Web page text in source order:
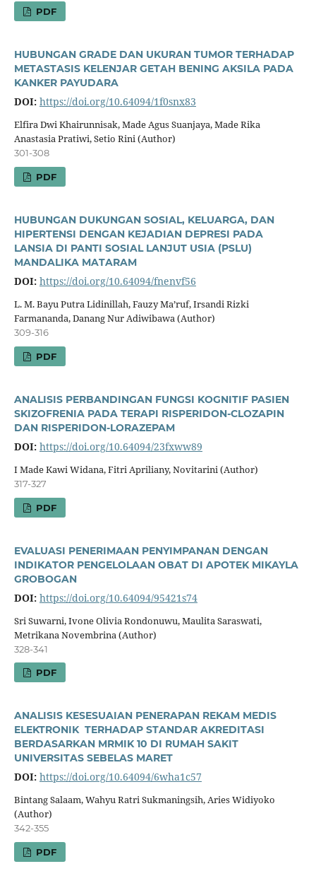
PDF
HUBUNGAN GRADE DAN UKURAN TUMOR TERHADAP
METASTASIS KELENJAR GETAH BENING AKSILA PADA
KANKER PAYUDARA
DOI: https://doi.org/10.64094/1f0snx83
Elfira Dwi Khairunnisak, Made Agus Suanjaya, Made Rika
Anastasia Pratiwi, Setio Rini (Author)
301-308
PDF
HUBUNGAN DUKUNGAN SOSIAL, KELUARGA, DAN
HIPERTENSI DENGAN KEJADIAN DEPRESI PADA
LANSIA DI PANTI SOSIAL LANJUT USIA (PSLU)
MANDALIKA MATARAM
DOI: https://doi.org/10.64094/fnenvf56
L. M. Bayu Putra Lidinillah, Fauzy Ma’ruf, Irsandi Rizki
Farmananda, Danang Nur Adiwibawa (Author)
309-316
PDF
ANALISIS PERBANDINGAN FUNGSI KOGNITIF PASIEN
SKIZOFRENIA PADA TERAPI RISPERIDON-CLOZAPIN
DAN RISPERIDON-LORAZEPAM
DOI: https://doi.org/10.64094/23fxww89
I Made Kawi Widana, Fitri Apriliany, Novitarini (Author)
317-327
PDF
EVALUASI PENERIMAAN PENYIMPANAN DENGAN
INDIKATOR PENGELOLAAN OBAT DI APOTEK MIKAYLA
GROBOGAN
DOI: https://doi.org/10.64094/95421s74
Sri Suwarni, Ivone Olivia Rondonuwu, Maulita Saraswati,
Metrikana Novembrina (Author)
328-341
PDF
ANALISIS KESESUAIAN PENERAPAN REKAM MEDIS
ELEKTRONIK TERHADAP STANDAR AKREDITASI
BERDASARKAN MRMIK 10 DI RUMAH SAKIT
UNIVERSITAS SEBELAS MARET
DOI: https://doi.org/10.64094/6wha1c57
Bintang Salaam, Wahyu Ratri Sukmaningsih, Aries Widiyoko
(Author)
342-355
PDF